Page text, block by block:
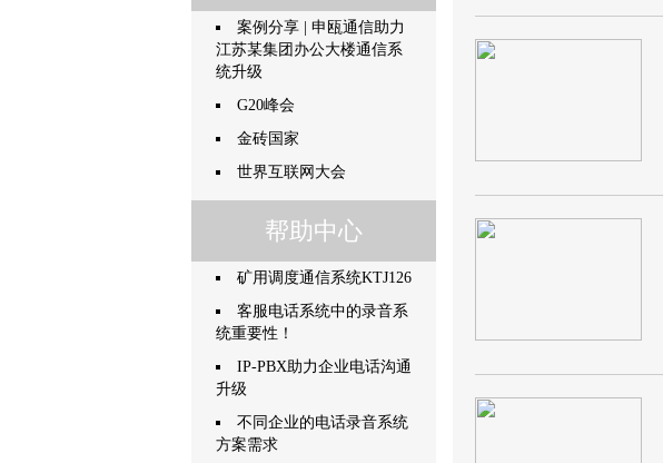
案例分享 | 申瓯通信助力
江苏某集团办公大楼通信系
统升级
G20峰会
金砖国家
世界互联网大会
帮助中心
矿用调度通信系统KTJ126
客服电话系统中的录音系
统重要性！
IP-PBX助力企业电话沟通
升级
不同企业的电话录音系统
方案需求